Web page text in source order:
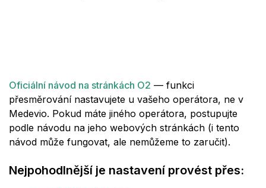
Oficiální návod na stránkách O2 — funkci
přesměrování nastavujete u vašeho operátora, ne v
Medevio. Pokud máte jiného operátora, postupujte
podle návodu na jeho webových stránkách (i tento
návod může fungovat, ale nemůžeme to zaručit).
Nejpohodlnější je nastavení provést přes: